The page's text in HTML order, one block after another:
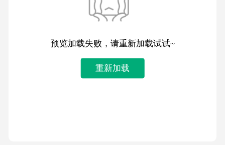
预览加载失败，请重新加载试试~
重新加载